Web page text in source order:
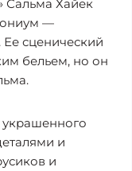
Сальма Хайек
—
сценический
бельем, но он
украшенного
и
и